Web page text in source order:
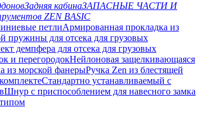
Задняя кабинаЗАПАСНЫЕ ЧАСТИ И
ZEN BASIC
петлиАрмированная прокладка из
пружины для отсека для грузовых
демпфера для отсека для грузовых
и перегородокНейлоновая защелкивающаяся
из морской фанерыРучка Zen из блестящей
Стандартно устанавливаемый с
Шнур с приспособлением для навесного замка